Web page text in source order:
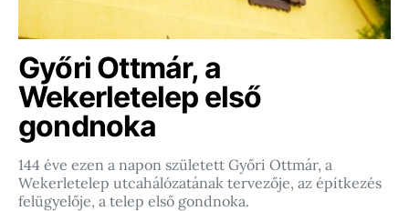
Győri Ottmár, a
Wekerletelep első
gondnoka
144 éve ezen a napon született Győri Ottmár, a
Wekerletelep utcahálózatának tervezője, az építkezés
felügyelője, a telep első gondnoka.